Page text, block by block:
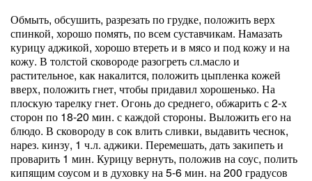
Обмыть, обсушить, разрезать по грудке, положить верх
спинкой, хорошо помять, по всем суставчикам. Намазать
курицу аджикой, хорошо втереть и в мясо и под кожу и на
кожу. В толстой сковороде разогреть сл.масло и
растительное, как накалится, положить цыпленка кожей
вверх, положить гнет, чтобы придавил хорошенько. На
плоскую тарелку гнет. Огонь до среднего, обжарить с 2-х
сторон по 18-20 мин. с каждой стороны. Выложить его на
блюдо. В сковороду в сок влить сливки, выдавить чеснок,
нарез. кинзу, 1 ч.л. аджики. Перемешать, дать закипеть и
проварить 1 мин. Курицу вернуть, положив на соус, полить
кипящим соусом и в духовку на 5-6 мин. на 200 градусов